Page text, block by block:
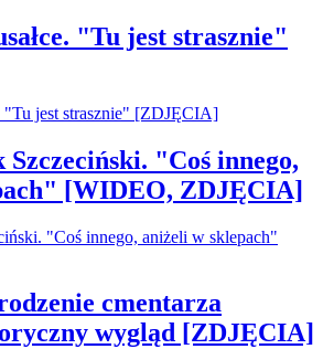
"Tu jest strasznie"
"Coś innego,
[WIDEO, ZDJĘCIA]
cmentarza
wygląd [ZDJĘCIA]